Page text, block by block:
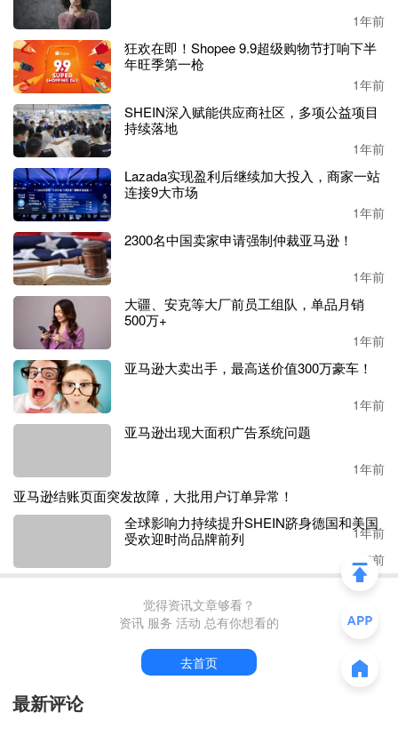
更有意思的是，这一品牌与拼多多的创始人黄峥颇有渊源。
2010年9月，跨境电商婚纱品牌JJ'SHouse面世，仅半年，该
业务收入就占到了彼时母公司的一半。2011年，黄峥成立苏
州乐贝科技有限公司，将JJ'SHouse归入这家新公司。
据悉，彼时，JJ'SHouse带来的收益养活了黄峥手下多个公
司。到2016年初，JJ'SHouse婚纱业务销售额超过兰亭集势，
成为全球最大的婚纱电商品牌。媒体报道称，JJ'SHouse当时
的月交易流水达到上千万元，日单量数千。
此后SHEIN创始人转道，从婚纱跑到了快时尚女装，
也是从那时候开始一步步走成如今的千亿美元独角兽。
JJ'sHouse仍在做老行当，不过也已从婚纱礼服辐射到派对礼
服、配饰、鞋包等产品。有数据指出，目前该品牌拥有2000
+SKU。
从独立站流量来看，
Similarweb数据显示，JJ'sHouse的品牌
网站jjshouse.com在美国婚礼网站访问量榜中排第5。7月，该
67万。
凭借着婚纱礼服这一相对小众的产品， JJ'sHouse在服装出海
赛道，可以称之为隐形冠军，且近年来其出现在多个中国出
Cider：成立一年便成估值10亿的独角兽
SHEIN晚了十余年， 2020年成立后，在不到一年的时间
完成了四次融资，总额超1.3亿美元
而投资者
中，不仅有投过
1年前
狂欢在即！Shopee 9.9超级购物节打响下半
年旺季第一枪
1年前
SHEIN深入赋能供应商社区，多项公益项目
持续落地
1年前
Lazada实现盈利后继续加大投入，商家一站
连接9大市场
1年前
2300名中国卖家申请强制仲裁亚马逊！
1年前
大疆、安克等大厂前员工组队，单品月销
500万+
1年前
亚马逊大卖出手，最高送价值300万豪车！
1年前
亚马逊出现大面积广告系统问题
1年前
亚马逊结账页面突发故障，大批用户订单异常！
1年前
全球影响力持续提升SHEIN跻身德国和美国受欢迎时尚品牌前
1年前
资讯 服务 活动 总有你想看的